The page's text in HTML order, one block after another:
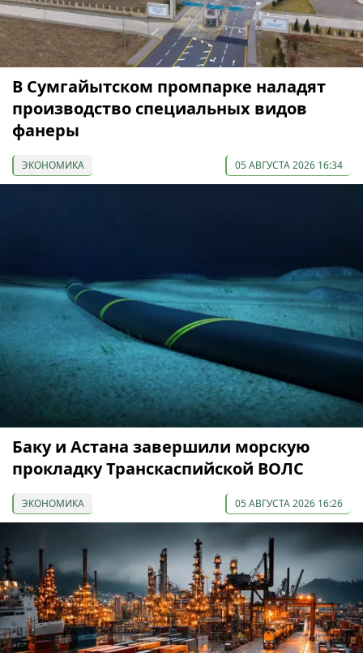
В Сумгайытском промпарке наладят
производство специальных видов
фанеры
ЭКОНОМИКА 05 АВГУСТА 2026 16:34
Баку и Астана завершили морскую
прокладку Транскаспийской ВОЛС
ЭКОНОМИКА 05 АВГУСТА 2026 16:26